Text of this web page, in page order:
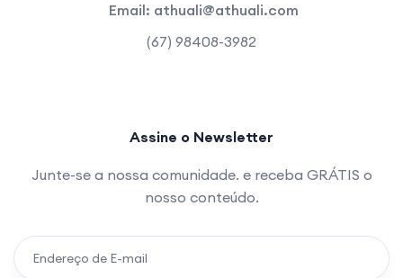
Email: athuali@athuali.com
(67) 98408-3982
Assine o Newsletter
Junte-se a nossa comunidade. e receba GRÁTIS o
nosso conteúdo.